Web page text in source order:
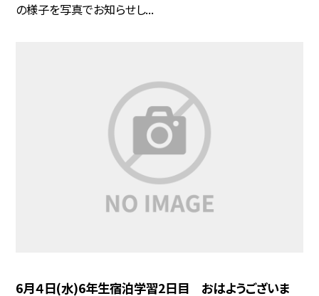
の様子を写真でお知らせし...
6月４日(水)6年生宿泊学習2日目 おはようございま